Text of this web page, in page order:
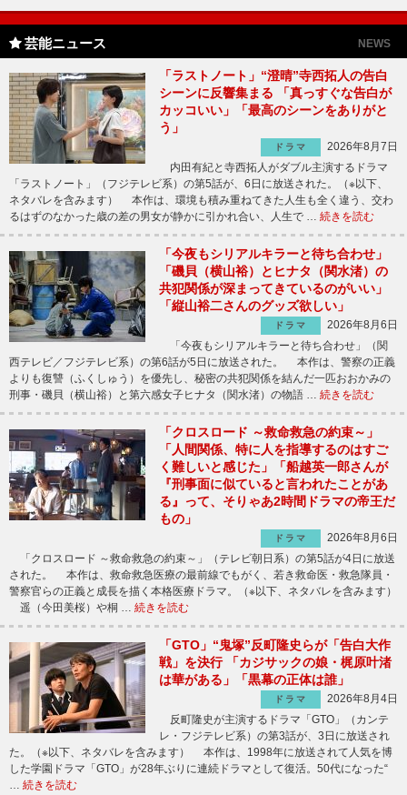
芸能ニュース NEWS
「ラストノート」“澄晴”寺西拓人の告白
シーンに反響集まる 「真っすぐな告白が
カッコいい」「最高のシーンをありがと
う」
ドラマ
2026年8月7日
内田有紀と寺西拓人がダブル主演するドラマ
「ラストノート」（フジテレビ系）の第5話が、6日に放送された。（※以下、
ネタバレを含みます） 本作は、環境も積み重ねてきた人生も全く違う、交わ
るはずのなかった歳の差の男女が静かに引かれ合い、人生で … 続きを読む
「今夜もシリアルキラーと待ち合わせ」
「磯貝（横山裕）とヒナタ（関水渚）の
共犯関係が深まってきているのがいい」
「縦山裕二さんのグッズ欲しい」
ドラマ
2026年8月6日
「今夜もシリアルキラーと待ち合わせ」（関
西テレビ／フジテレビ系）の第6話が5日に放送された。 本作は、警察の正義
よりも復讐（ふくしゅう）を優先し、秘密の共犯関係を結んだ一匹おおかみの
刑事・磯貝（横山裕）と第六感女子ヒナタ（関水渚）の物語 … 続きを読む
「クロスロード ～救命救急の約束～」
「人間関係、特に人を指導するのはすご
く難しいと感じた」「船越英一郎さんが
『刑事面に似ていると言われたことがあ
る』って、そりゃあ2時間ドラマの帝王だ
もの」
ドラマ
2026年8月6日
「クロスロード ～救命救急の約束～」（テレビ朝日系）の第5話が4日に放送
された。 本作は、救命救急医療の最前線でもがく、若き救命医・救急隊員・
警察官らの正義と成長を描く本格医療ドラマ。（※以下、ネタバレを含みます）
遥（今田美桜）や桐 … 続きを読む
「GTO」“鬼塚”反町隆史らが「告白大作
戦」を決行 「カジサックの娘・梶原叶渚
は華がある」「黒幕の正体は誰」
ドラマ
2026年8月4日
反町隆史が主演するドラマ「GTO」（カンテ
レ・フジテレビ系）の第3話が、3日に放送され
た。（※以下、ネタバレを含みます） 本作は、1998年に放送されて人気を博
した学園ドラマ「GTO」が28年ぶりに連続ドラマとして復活。50代になった“
… 続きを読む